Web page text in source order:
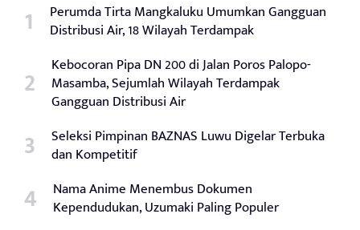
Perumda Tirta Mangkaluku Umumkan Gangguan
Distribusi Air, 18 Wilayah Terdampak
Kebocoran Pipa DN 200 di Jalan Poros Palopo-
Masamba, Sejumlah Wilayah Terdampak
Gangguan Distribusi Air
Seleksi Pimpinan BAZNAS Luwu Digelar Terbuka
dan Kompetitif
Nama Anime Menembus Dokumen
Kependudukan, Uzumaki Paling Populer